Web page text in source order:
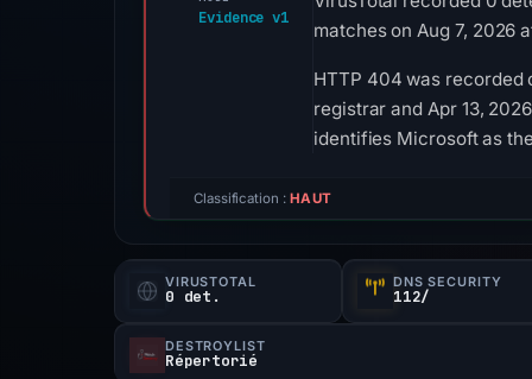
Evidence v1
matches on Aug 7, 2026
HTTP 404 was recorded
registrar and Apr 13,
identifies Microsoft as
Classification : HAUT
VIRUSTOTAL
0 det.
DNS SECURITY
112/
DESTROYLIST
Répertorié